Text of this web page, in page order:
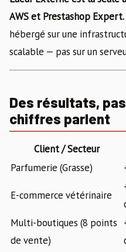
AWS et Prestashop Expert.
hébergé sur une
scalable — pas sur un
Des résultats,
chiffres parlent
Client / Secteur
Parfumerie (Grasse)
E-commerce vétérinaire
Multi-boutiques (8 points
de vente)